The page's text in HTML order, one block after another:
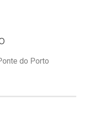
do Porto